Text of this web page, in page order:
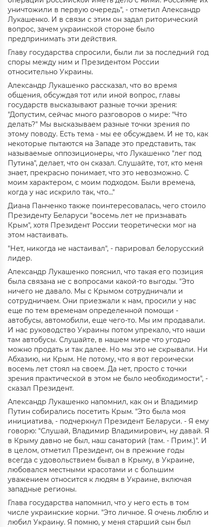
уничтожили в первую очередь", - отметил Александр
Лукашенко. И в связи с этим он задал риторический
вопрос, зачем украинской стороне было
предпринимать эти действия.
Главу государства спросили, были ли за последний год
споры между ним и Президентом России
относительно Украины.
Александр Лукашенко рассказал, что во время
общения, обсуждая тот или иной вопрос, главы
государств высказывают разные точки зрения:
"Допустим, сейчас много разговоров о мире: "Что
делать?" Мы высказываем разные точки зрения по
этому поводу. Есть тема - мы ее обсуждаем. И не то, как
некоторые пытаются на Западе это представить, так
называемые оппозиционеры, что Лукашенко "лег под
Путина", делает, что он сказал. Слушайте, тот, кто меня
знает, прекрасно понимает, что это невозможно. С
моим характером, с моим подходом. Были времена,
когда у нас искрило так, что…"
Диана Панченко также поинтересовалась, чего стоило
Президенту Беларуси "восемь лет не признавать
Крым", хотя Президент России теоретически мог на
этом настаивать.
"Нет, никогда не настаивал", - парировал белорусский
лидер.
Александр Лукашенко пояснил, что такая его позиция
была связана не с вопросами какой-то выгоды. "Это
ничего не давало. Мы с Крымом сотрудничали и
сотрудничаем. Они приезжали к нам, просили у нас
еще по тем временам определенной помощи -
автобусы, автомобили, еще чего-то. Мы им продавали.
И нас руководство Украины потом упрекало, что наши
там автобусы. Слушайте, в нашем мире что угодно
можно продать и так далее. Но мы это не скрывали. Ни
Абхазию, ни Крым. Не потому, что я вот героически
восемь лет стоял на своем. Да нет, просто с точки
зрения практической в этом не было необходимости", -
сказал Президент.
Александр Лукашенко напомнил, как он и Владимир
Путин собирались посетить Крым. "Это была моя
инициатива, - подчеркнул Президент Беларуси. - Я ему
говорю: "Слушай, Владимир Владимирович, ну давай. Я
в Крыму давно не был, наш санаторий (там. - Прим.)". И
в целом, отметил Президент, он в прежние годы
всегда с удовольствием бывал в Крыму, в Украине,
любовался местными красотами и с большим
уважением относится к людям в Украине, включая
западные регионы.
Глава государства напомнил, что у него есть в том
числе украинские корни. "Это личное. Я очень люблю и
любил Украину. Я помню, у меня старший сын был